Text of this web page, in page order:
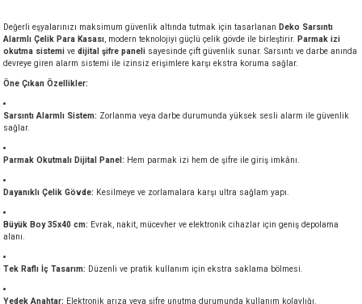
Değerli eşyalarınızı maksimum güvenlik altında tutmak için tasarlanan Deko Sarsıntı
Alarmlı Çelik Para Kasası , modern teknolojiyi güçlü çelik gövde ile birleştirir.
Parmak izi
okutma sistemi ve dijital şifre paneli sayesinde çift güvenlik sunar. Sarsıntı ve darbe anında
devreye giren alarm sistemi ile izinsiz erişimlere karşı ekstra koruma sağlar.
Öne Çıkan Özellikler:
Sarsıntı Alarmlı Sistem: Zorlanma veya darbe durumunda yüksek sesli alarm ile güvenlik
sağlar.
Parmak Okutmalı Dijital Panel: Hem parmak izi hem de şifre ile giriş imkânı.
Dayanıklı Çelik Gövde: Kesilmeye ve zorlamalara karşı ultra sağlam yapı.
Büyük Boy 35x40 cm: Evrak, nakit, mücevher ve elektronik cihazlar için geniş depolama
alanı.
Tek Raflı İç Tasarım: Düzenli ve pratik kullanım için ekstra saklama bölmesi.
Yedek Anahtar: Elektronik arıza veya şifre unutma durumunda kullanım kolaylığı.